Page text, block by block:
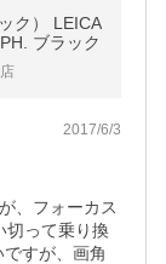
ク） LEICA
ブラック
2017/6/3
、フォーカス
切って乗り換
すが、画角